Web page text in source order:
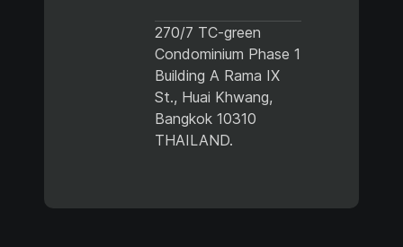
270/7 TC-green
Condominium Phase 1
Building A Rama IX
St., Huai Khwang,
Bangkok 10310
THAILAND.